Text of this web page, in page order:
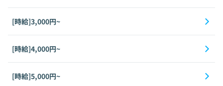
[時給]3,000円~
[時給]4,000円~
[時給]5,000円~